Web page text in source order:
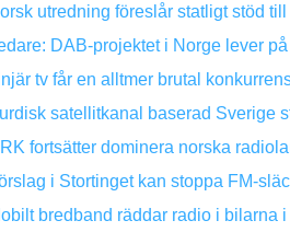
utredning föreslår statligt stöd till
DAB-projektet i Norge lever
tv får en alltmer brutal
satellitkanal baserad Sverige
fortsätter dominera norska
i Stortinget kan stoppa FM-
bredband räddar radio i bilarna